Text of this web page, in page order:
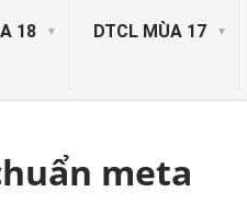
18 DTCL MÙA 17
meta